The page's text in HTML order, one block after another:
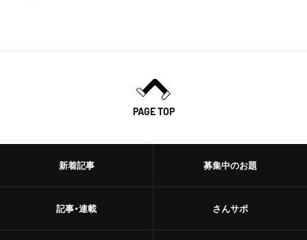
PAGE TOP
新着記事
記事・連載
募集中のお題
さんサポ